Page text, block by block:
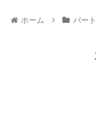
ホーム パー